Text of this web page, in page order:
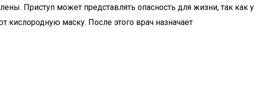
Приступ может представлять опасность для жизни, так как у
кислородную маску. После этого врач назначает